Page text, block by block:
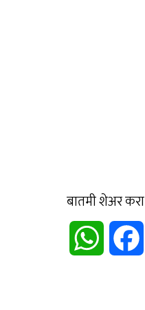
बातमी शेअर करा
WhatsApp